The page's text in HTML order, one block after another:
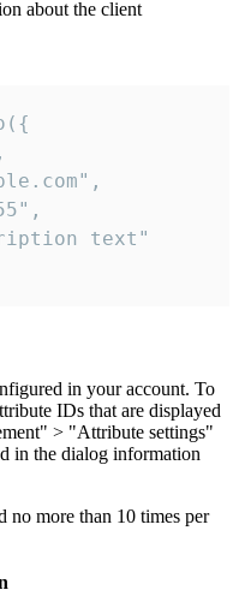
about the client
text"
in your account. To
IDs that are displayed
> "Attribute settings"
in the dialog information
no more than 10 times per